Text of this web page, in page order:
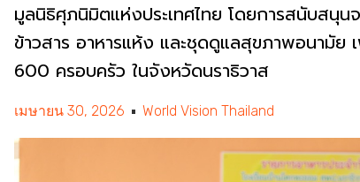
มูลนิธิศุภนิมิตแห่งประเทศไทย โดยการสนับสนุ
ข้าวสาร อาหารแห้ง และชุดดูแลสุขภาพอนามัย
600 ครอบครัว ในจังหวัดนราธิวาส
เมษายน 30, 2026 World Vision Thailand